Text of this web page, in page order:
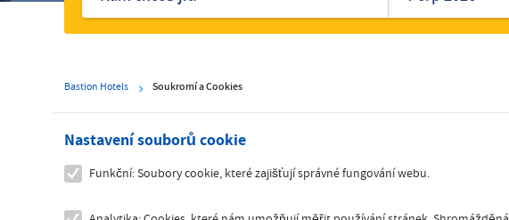
Bastion Hotels Soukromí a Cookies
Nastavení souborů cookie
Funkční: Soubory cookie, které zajišťují správné fungování webu.